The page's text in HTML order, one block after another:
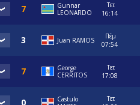
Gunnar
LEONARDO
Τετ
16:14
Juan RAMOS
Πέμ
07:54
George
CERRITOS
Τετ
17:08
Castulo
Τετ